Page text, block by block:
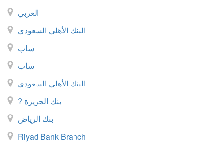
العربي
البنك الأهلي السعودي
ساب
ساب
البنك الأهلي السعودي
? بنك الجزيرة
بنك الرياض
Riyad Bank Branch